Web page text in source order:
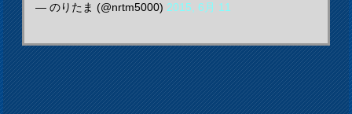
— のりたま (@nrtm5000)2015, 6月 11